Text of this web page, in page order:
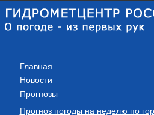
Главная
Новости
Прогнозы
Прогноз погоды на неделю по